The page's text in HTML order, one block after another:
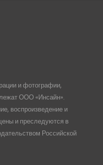
и фотографии,
ООО «Инсайн».
воспроизведение и
и преследуются в
Российской